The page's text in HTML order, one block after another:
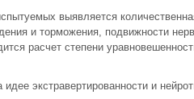
выявляется
и торможения, подвижности
расчет степени
экстравертированности и